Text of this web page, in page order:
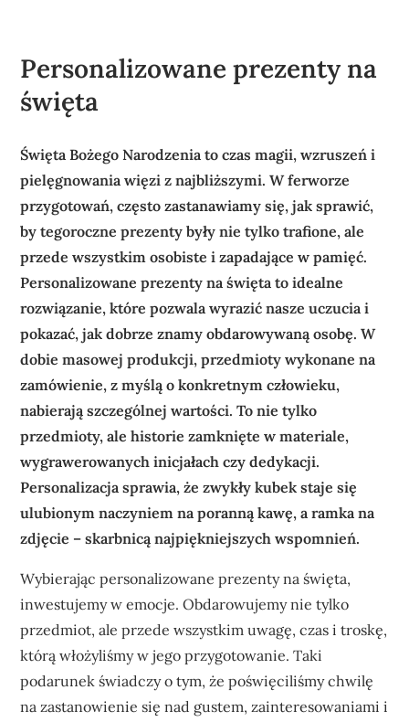
Personalizowane prezenty na
święta
Święta Bożego Narodzenia to czas magii, wzruszeń i
pielęgnowania więzi z najbliższymi. W ferworze
przygotowań, często zastanawiamy się, jak sprawić,
by tegoroczne prezenty były nie tylko trafione, ale
przede wszystkim osobiste i zapadające w pamięć.
Personalizowane prezenty na święta to idealne
rozwiązanie, które pozwala wyrazić nasze uczucia i
pokazać, jak dobrze znamy obdarowywaną osobę. W
dobie masowej produkcji, przedmioty wykonane na
zamówienie, z myślą o konkretnym człowieku,
nabierają szczególnej wartości. To nie tylko
przedmioty, ale historie zamknięte w materiale,
wygrawerowanych inicjałach czy dedykacji.
Personalizacja sprawia, że zwykły kubek staje się
ulubionym naczyniem na poranną kawę, a ramka na
zdjęcie – skarbnicą najpiękniejszych wspomnień.
Wybierając personalizowane prezenty na święta,
inwestujemy w emocje. Obdarowujemy nie tylko
przedmiot, ale przede wszystkim uwagę, czas i troskę,
którą włożyliśmy w jego przygotowanie. Taki
podarunek świadczy o tym, że poświęciliśmy chwilę
na zastanowienie się nad gustem, zainteresowaniami i